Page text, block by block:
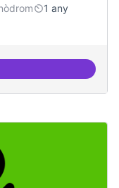
1 any
com